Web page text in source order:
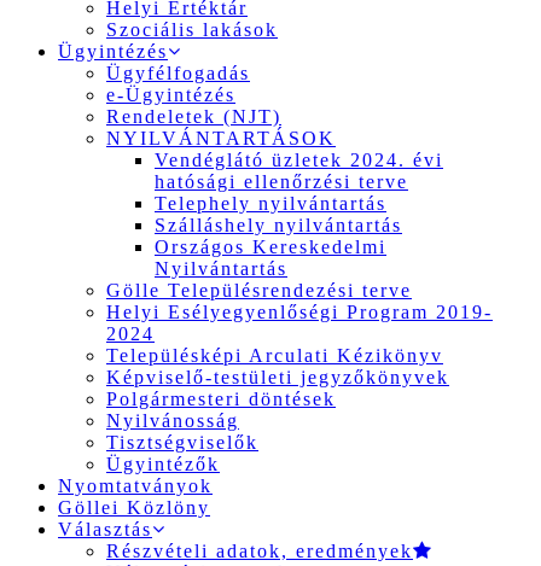
Helyi Értéktár
Szociális lakások
Ügyintézés
Ügyfélfogadás
e-Ügyintézés
Rendeletek (NJT)
NYILVÁNTARTÁSOK
Vendéglátó üzletek 2024. évi
hatósági ellenőrzési terve
Telephely nyilvántartás
Szálláshely nyilvántartás
Országos Kereskedelmi
Nyilvántartás
Gölle Településrendezési terve
Helyi Esélyegyenlőségi Program 2019-
2024
Településképi Arculati Kézikönyv
Képviselő-testületi jegyzőkönyvek
Polgármesteri döntések
Nyilvánosság
Tisztségviselők
Ügyintézők
Nyomtatványok
Göllei Közlöny
Választás
Részvételi adatok, eredmények